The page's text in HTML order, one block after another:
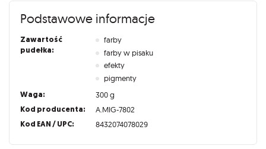
Podstawowe informacje
Zawartość
pudełka:
farby
farby w pisaku
efekty
pigmenty
Waga: 300 g
Kod producenta: A.MIG-7802
Kod EAN / UPC: 8432074078029